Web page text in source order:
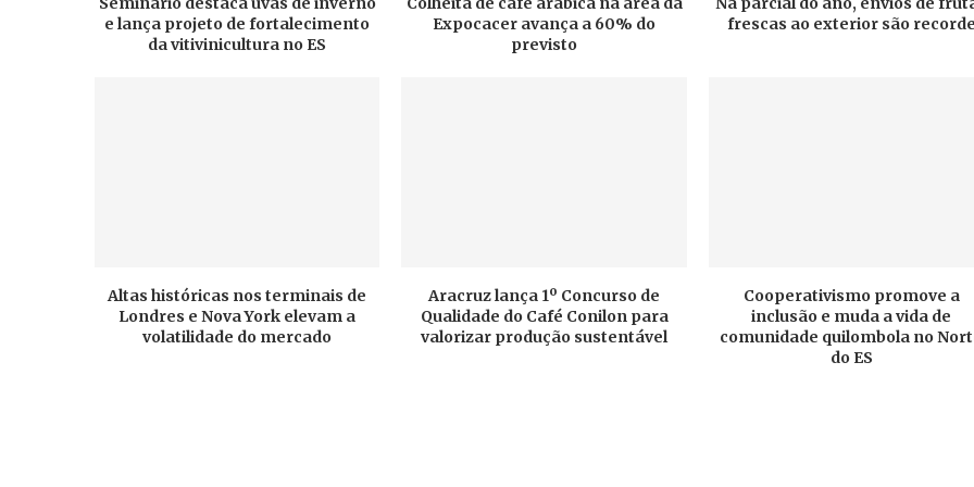
e lança projeto de fortalecimento
da vitivinicultura no ES
Expocacer avança a 60% do
previsto
frescas ao exterior são recorde
Altas históricas nos terminais de
Londres e Nova York elevam a
volatilidade do mercado
Aracruz lança 1º Concurso de
Qualidade do Café Conilon para
valorizar produção sustentável
Cooperativismo promove a
inclusão e muda a vida de
comunidade quilombola no
do ES